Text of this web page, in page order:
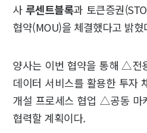
사루센트블록과 토큰증권
협약(MOU)을 체결했다고 밝혔
양사는 이번 협약을 통해 △
데이터 서비스를 활용한 투자
개설 프로세스 협업 △공동 마
협력할 계획이다.